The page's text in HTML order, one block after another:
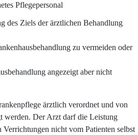
Pflegepersonal
des Ziels der ärztlichen Behandlung
zu vermeiden oder
angezeigt aber nicht
ärztlich verordnet und von
werden. Der Arzt darf die Leistung
nicht vom Patienten selbst